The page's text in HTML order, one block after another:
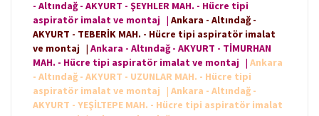
- Altındağ - AKYURT - ŞEYHLER MAH. - Hücre tipi
aspiratör imalat ve montaj | Ankara - Altındağ -
AKYURT - TEBERİK MAH. - Hücre tipi aspiratör imalat
ve montaj | Ankara - Altındağ - AKYURT - TİMURHAN
MAH. - Hücre tipi aspiratör imalat ve montaj | Ankara
- Altındağ - AKYURT - UZUNLAR MAH. - Hücre tipi
aspiratör imalat ve montaj
| Ankara - Altındağ -
AKYURT - YEŞİLTEPE MAH. - Hücre tipi aspiratör imalat